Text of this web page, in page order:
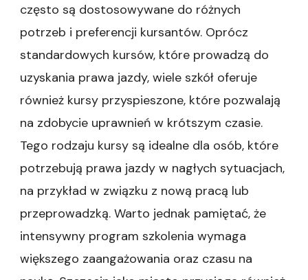
często są dostosowywane do różnych
potrzeb i preferencji kursantów. Oprócz
standardowych kursów, które prowadzą do
uzyskania prawa jazdy, wiele szkół oferuje
również kursy przyspieszone, które pozwalają
na zdobycie uprawnień w krótszym czasie.
Tego rodzaju kursy są idealne dla osób, które
potrzebują prawa jazdy w nagłych sytuacjach,
na przykład w związku z nową pracą lub
przeprowadzką. Warto jednak pamiętać, że
intensywny program szkolenia wymaga
większego zaangażowania oraz czasu na